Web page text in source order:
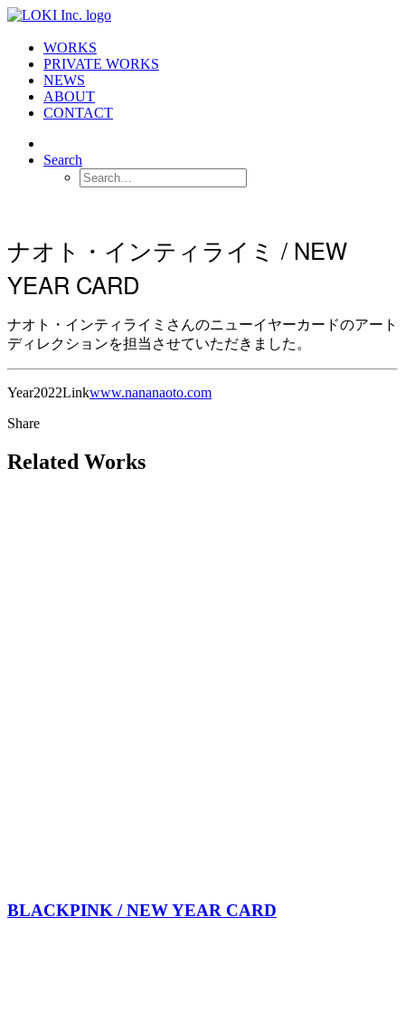
WORKS
PRIVATE WORKS
NEWS
ABOUT
CONTACT
Search
ナオト・インティライミ / NEW
YEAR CARD
ナオト・インティライミさんのニューイヤーカードのアート
ディレクションを担当させていただきました。
Year2022Linkwww.nananaoto.com
Share
Related Works
BLACKPINK / NEW YEAR CARD